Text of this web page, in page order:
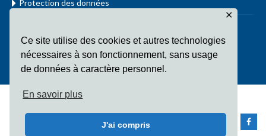
Ce site utilise des cookies et autres technologies
nécessaires à son fonctionnement, sans usage
de données à caractère personnel.
En savoir plus
J'ai compris
✕
Protection des données
Copyright Fondation Sainte-Irmine All Rights Reserved